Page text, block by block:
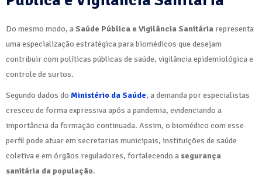
Do mesmo modo, a Saúde Pública e Vigilância Sanitária representa
uma especialização estratégica para biomédicos que desejam
contribuir com políticas públicas de saúde, vigilância epidemiológica e
controle de surtos.
Segundo dados do Ministério da Saúde, a demanda por especialistas
cresceu de forma expressiva após a pandemia, evidenciando a
importância da formação continuada. Assim, o biomédico com esse
perfil pode atuar em secretarias municipais, instituições de saúde
coletiva e em órgãos reguladores, fortalecendo a segurança
sanitária da população.